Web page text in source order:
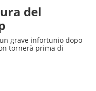
del
grave infortunio dopo
tornerà prima di